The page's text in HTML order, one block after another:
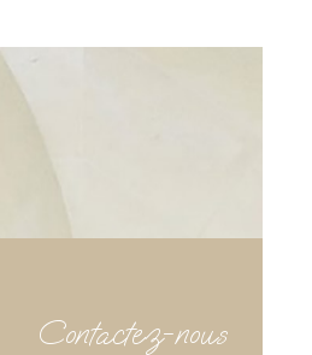
Contactez-nous